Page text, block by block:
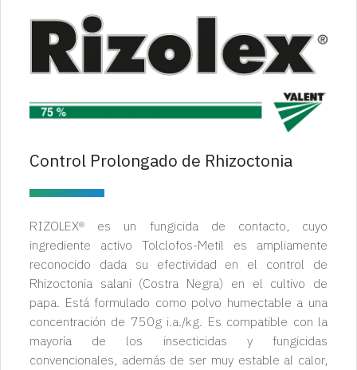
Control Prolongado de Rhizoctonia
RIZOLEX® es un fungicida de contacto, cuyo
ingrediente activo Tolclofos-Metil es ampliamente
reconocido dada su efectividad en el control de
Rhizoctonia salani (Costra Negra) en el cultivo de
papa. Está formulado como polvo humectable a una
concentración de 750g i.a./kg. Es compatible con la
mayoría de los insecticidas y fungicidas
convencionales, además de ser muy estable al calor,